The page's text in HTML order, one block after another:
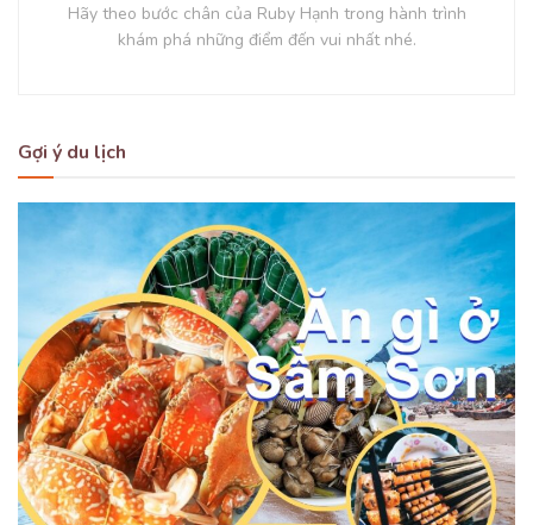
Hãy theo bước chân của Ruby Hạnh trong hành trình
khám phá những điểm đến vui nhất nhé.
Gợi ý du lịch